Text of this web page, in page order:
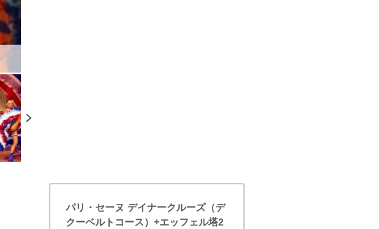
パリ・セーヌ デイナークルーズ（デ
クーベルトコース）+エッフェル塔2